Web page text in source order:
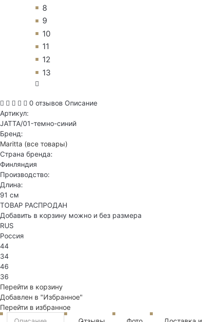
8
9
10
11
12
13
0 отзывов Описание
Артикул:
JATTA/01-темно-синий
Бренд:
Maritta (все товары)
Страна бренда:
Финляндия
Производство:
Длина:
91 см
ТОВАР РАСПРОДАН
Добавить в корзину можно и без размера
RUS
Россия
44
34
46
36
Перейти в корзину
Добавлен в "Избранное"
Перейти в избранное